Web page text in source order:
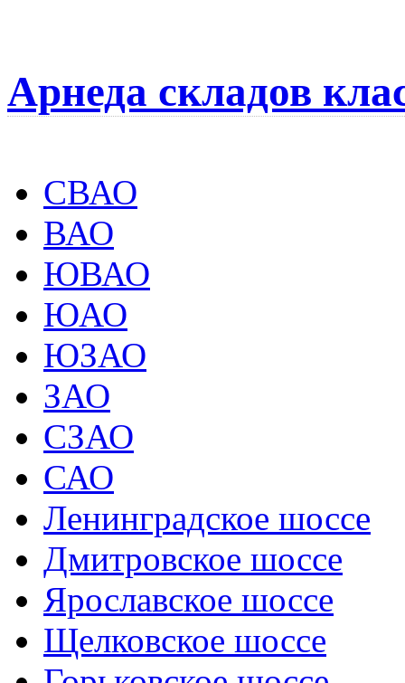
Арнеда складов
СВАО
ВАО
ЮВАО
ЮАО
ЮЗАО
ЗАО
СЗАО
САО
Ленинградское шоссе
Дмитровское шоссе
Ярославское шоссе
Щелковское шоссе